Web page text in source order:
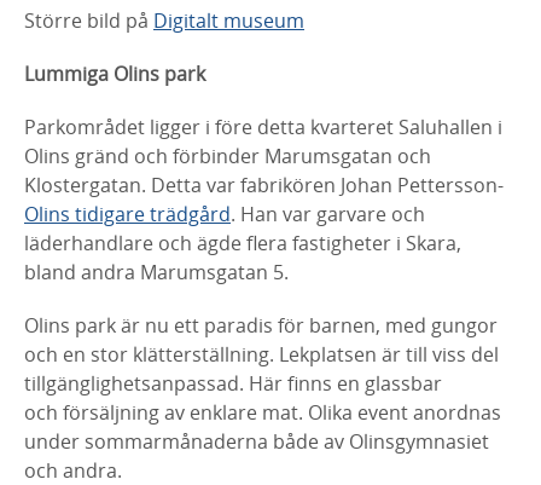
Större bild på Digitalt museum
Lummiga Olins park
Parkområdet ligger i före detta kvarteret Saluhallen i
Olins gränd och förbinder Marumsgatan och
Klostergatan. Detta var fabrikören Johan Pettersson-
Olins tidigare trädgård. Han var garvare och
läderhandlare och ägde flera fastigheter i Skara,
bland andra Marumsgatan 5.
Olins park är nu ett paradis för barnen, med gungor
och en stor klätterställning. Lekplatsen är till viss del
tillgänglighetsanpassad. Här finns en glassbar
och försäljningav enklare mat. Olika event anordnas
under sommarmånaderna både av Olinsgymnasiet
och andra.